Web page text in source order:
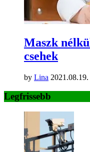
Maszk
csehek
by Lina 2021.08.19.
Legfrissebb